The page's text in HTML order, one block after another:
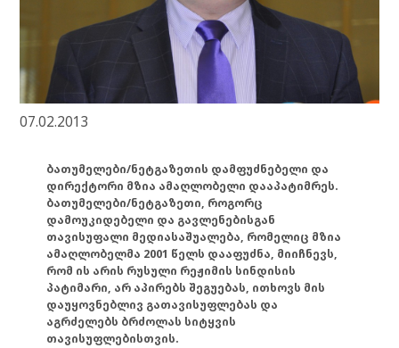
07.02.2013
ბათუმელები/ნეტგაზეთის დამფუძნებელი და
დირექტორი მზია ამაღლობელი დააპატიმრეს.
ბათუმელები/ნეტგაზეთი, როგორც
დამოუკიდებელი და გავლენებისგან
თავისუფალი მედიასაშუალება, რომელიც მზია
ამაღლობელმა 2001 წელს დააფუძნა, მიიჩნევს,
რომ ის არის რუსული რეჟიმის სინდისის
პატიმარი, არ აპირებს შეგუებას, ითხოვს მის
დაუყოვნებლივ გათავისუფლებას და
აგრძელებს ბრძოლას სიტყვის
თავისუფლებისთვის.